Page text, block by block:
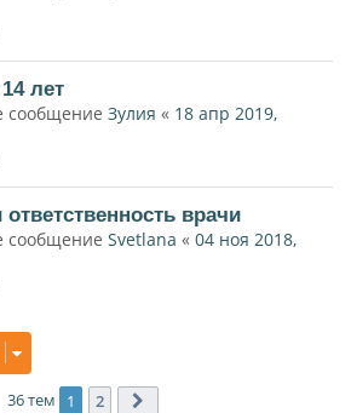
лет
сообщение Зулия « 18 апр 2019,
ответственность врачи
сообщение Svetlana « 04 ноя 2018,
36 тем 1 2